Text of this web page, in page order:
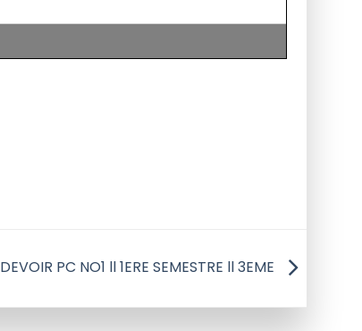
DEVOIR PC NO1 ll 1ERE SEMESTRE ll 3EME